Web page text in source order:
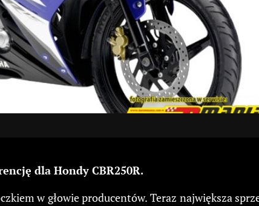
dla Hondy CBR250R.
w głowie producentów. Teraz największa